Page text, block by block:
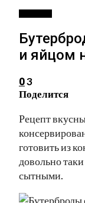
и яйцом
03
Поделится
Рецепт
готовить из
довольно
сытными.